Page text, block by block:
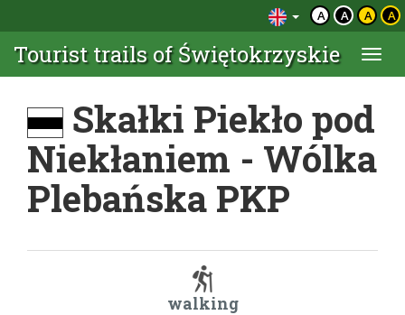
A A A A
Tourist trails of Świętokrzyskie
Skałki Piekło pod
Niekłaniem - Wólka
Plebańska PKP
walking